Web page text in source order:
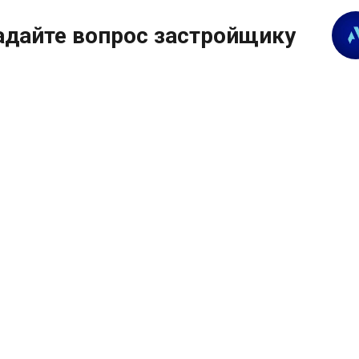
вопрос застройщику